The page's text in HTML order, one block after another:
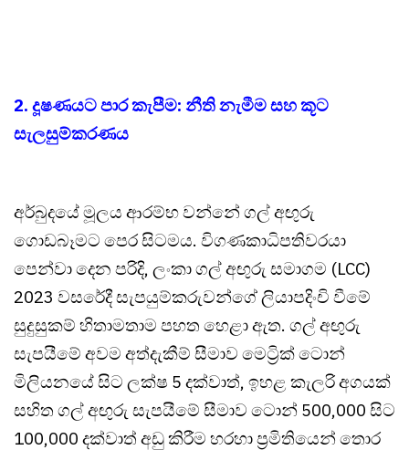
2. දූෂණයට පාර කැපීම: නීති නැමීම සහ කූට
සැලසුම්කරණය
අර්බුදයේ මූලය ආරම්භ වන්නේ ගල් අඟුරු
ගොඩබෑමට පෙර සිටමය. විගණකාධිපතිවරයා
පෙන්වා දෙන පරිදි, ලංකා ගල් අඟුරු සමාගම (LCC)
2023 වසරේදී සැපයුම්කරුවන්ගේ ලියාපදිංචි වීමේ
සුදුසුකම් හිතාමතාම පහත හෙළා ඇත. ගල් අඟුරු
සැපයීමේ අවම අත්දැකීම් සීමාව මෙට්‍රික් ටොන්
මිලියනයේ සිට ලක්ෂ 5 දක්වාත්, ඉහළ කැලරි අගයක්
සහිත ගල් අඟුරු සැපයීමේ සීමාව ටොන් 500,000 සිට
100,000 දක්වාත් අඩු කිරීම හරහා ප්‍රමිතියෙන් තොර